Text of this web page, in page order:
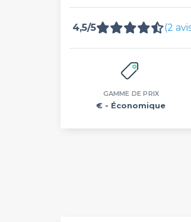
4,5/5 (2
GAMME DE PRIX
€ - Économique